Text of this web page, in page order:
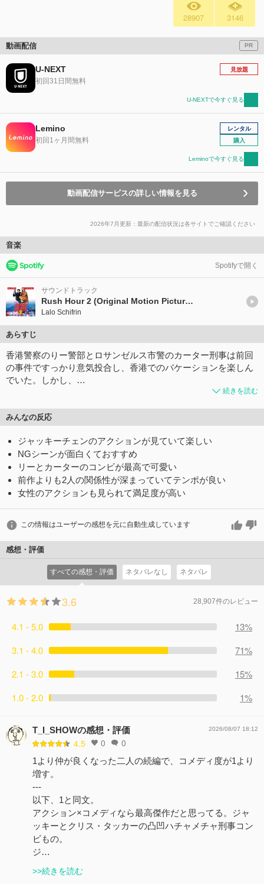
28907 3146
動画配信 PR
U-NEXT
初回31日間無料
見放題
U-NEXTで今すぐ見る
Lemino
初回1ヶ月間無料
レンタル
購入
Leminoで今すぐ見る
動画配信サービスの詳しい情報を見る
2026年7月更新：最新の配信状況は各サイトでご確認ください
音楽
Spotifyで開く
サウンドトラック
Rush Hour 2 (Original Motion Picture Score)
Lalo Schifrin
あらすじ
香港警察のりー警部とロサンゼルス市警のカーター刑事は前回
の事件ですっかり意気投合し、香港でのバケーションを楽しん
でいた。しかし、…
続きを読む
みんなの反応
ジャッキーチェンのアクションが見ていて楽しい
NGシーンが面白くておすすめ
リーとカーターのコンビが最高で可愛い
前作よりも2人の関係性が深まっていてテンポが良い
女性のアクションも見られて満足度が高い
この情報はユーザーの感想を元に自動生成しています
感想・評価
すべての感想・評価 ネタバレなし ネタバレ
3.6 28,907件のレビュー
4.1 - 5.0
13%
3.1 - 4.0
71%
2.1 - 3.0
15%
1.0 - 2.0
1%
T_I_SHOWの感想・評価
4.5 0 0
2026/08/07 18:12
1より仲が良くなった二人の続編で、コメディ度が1より
増す。
---
以下、1と同文。
アクション×コメディなら最高傑作だと思ってる。ジャ
ッキーとクリス・タッカーの凸凹ハチャメチャ刑事コン
ビもの。
ジ…
>>続きを読む